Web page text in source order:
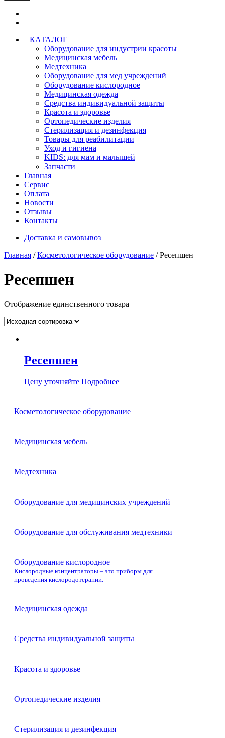
КАТАЛОГ
Оборудование для индустрии красоты
Медицинская мебель
Медтехника
Оборудование для мед учреждений
Оборудование кислородное
Медицинская одежда
Средства индивидуальной защиты
Красота и здоровье
Ортопедические изделия
Стерилизация и дезинфекция
Товары для реабилитации
Уход и гигиена
KIDS: для мам и малышей
Запчасти
Главная
Сервис
Оплата
Новости
Отзывы
Контакты
Доставка и самовывоз
Главная /Косметологическое оборудование / Ресепшен
Ресепшен
Отображение единственного товара
Ресепшен
Цену уточняйте Подробнее
Косметологическое оборудование
Медицинская мебель
Медтехника
Оборудование для медицинских учреждений
Оборудование для обслуживания медтехники
Оборудование кислородное
–
Кислородные концентраторы – это приборы для
проведения кислородотерапии.
Медицинская одежда
Средства индивидуальной защиты
Красота и здоровье
Ортопедические изделия
Стерилизация и дезинфекция